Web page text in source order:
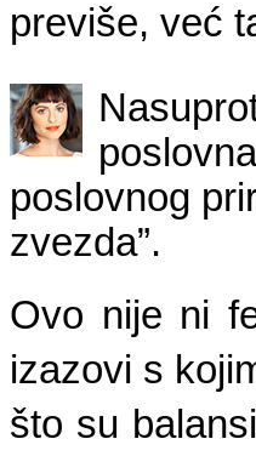
previše, već
poslovnog
zvezda”.
Ovo nije ni
izazovi s
što su